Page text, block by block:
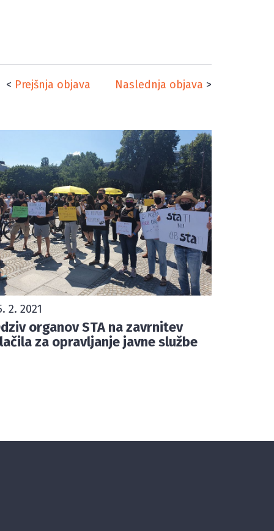
< Prejšnja objava Naslednja objava >
2. 2021
organov STA na zavrnitev
za opravljanje javne službe